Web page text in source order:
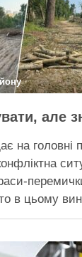
невідомо На
на
в цьому
й
року, на